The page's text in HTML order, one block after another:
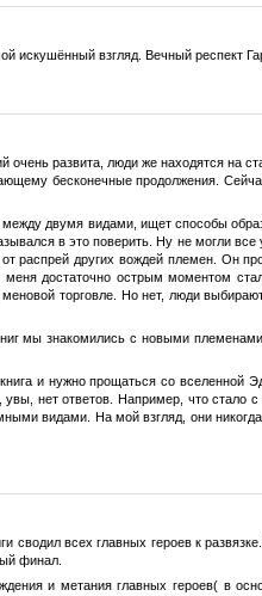
искушённый взгляд. Вечный респект
развита, люди же находятся на
бесконечные продолжения.
двумя видами, ищет способы
в это поверить. Ну не могли
распрей других вождей племен. Он
достаточно острым моментом
торговле. Но нет, люди
мы знакомились с новыми
и нужно прощаться со вселенной
нет ответов. Например, что
видами. На мой взгляд, они
сводил всех главных героев к
финал.
и метания главных героев( в